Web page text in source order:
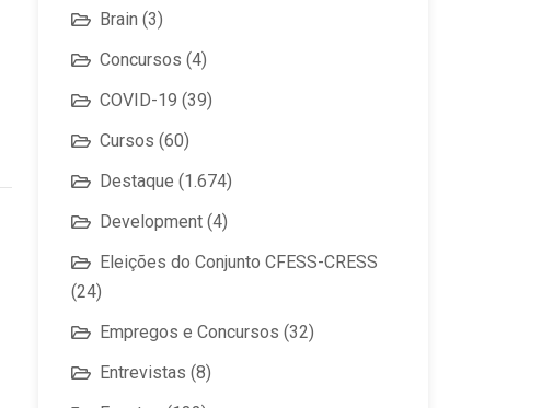
Brain (3)
Concursos (4)
COVID-19 (39)
Cursos (60)
Destaque (1.674)
Development (4)
Eleições do Conjunto CFESS-CRESS
(24)
Empregos e Concursos (32)
Entrevistas (8)